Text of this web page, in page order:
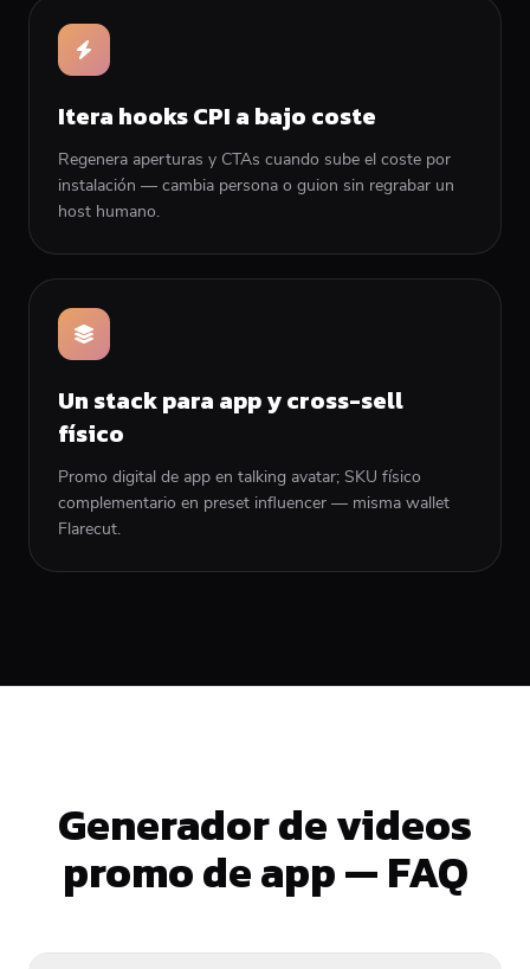
Itera hooks CPI a bajo coste
Regenera aperturas y CTAs cuando sube el coste por
instalación — cambia persona o guion sin regrabar un
host humano.
Un stack para app y cross-sell
físico
Promo digital de app en talking avatar; SKU físico
complementario en preset influencer — misma wallet
Flarecut.
Generador de videos
promo de app — FAQ